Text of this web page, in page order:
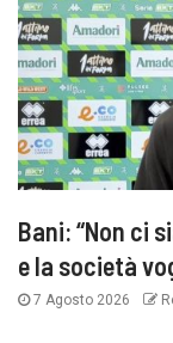
Bani: “Non ci
e la società
7 Agosto 2026